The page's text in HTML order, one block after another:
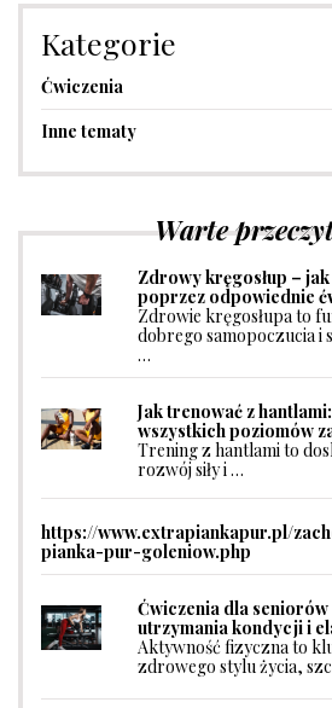
Kategorie
Ćwiczenia
Inne tematy
Warte
Zdrowy kręgosłup –
poprzez odpowiednie
Zdrowie kręgosłupa to
dobrego samopoczucia i
…
Jak trenować z
wszystkich poziomów
Trening z hantlami to
rozwój siły i …
https://www.extrapiankapur.pl/
pianka-pur-goleniow.php
Ćwiczenia dla
utrzymania kondycji i
Aktywność fizyczna to
zdrowego stylu życia,